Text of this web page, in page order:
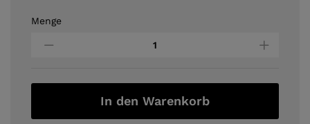
Ednet
11W
Menge
In den Warenkorb